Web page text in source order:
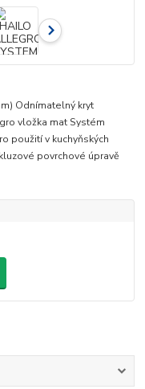
Odnímatelný kryt
vložka mat Systém
použití v kuchyňských
povrchové úpravě